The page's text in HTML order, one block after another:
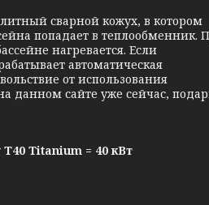
сварной кожух, в котором
попадает в теплообменник.
нагревается. Если
автоматическая
от использования
данном сайте уже сейчас,
Titanium = 40 кВт